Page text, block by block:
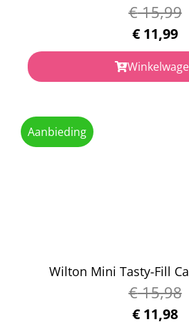
€15,99
€ 11,99
Aanbieding
Wilton Mini Tasty-Fill
€15,98
€ 11,98